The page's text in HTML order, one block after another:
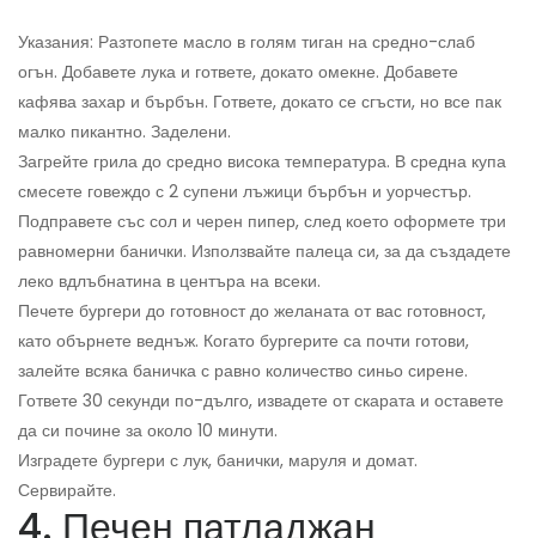
Указания: Разтопете масло в голям тиган на средно-слаб
огън. Добавете лука и гответе, докато омекне. Добавете
кафява захар и бърбън. Гответе, докато се сгъсти, но все пак
малко пикантно. Заделени.
Загрейте грила до средно висока температура. В средна купа
смесете говеждо с 2 супени лъжици бърбън и уорчестър.
Подправете със сол и черен пипер, след което оформете три
равномерни банички. Използвайте палеца си, за да създадете
леко вдлъбнатина в центъра на всеки.
Печете бургери до готовност до желаната от вас готовност,
като обърнете веднъж. Когато бургерите са почти готови,
залейте всяка баничка с равно количество синьо сирене.
Гответе 30 секунди по-дълго, извадете от скарата и оставете
да си почине за около 10 минути.
Изградете бургери с лук, банички, маруля и домат.
Сервирайте.
4. Печен патладжан